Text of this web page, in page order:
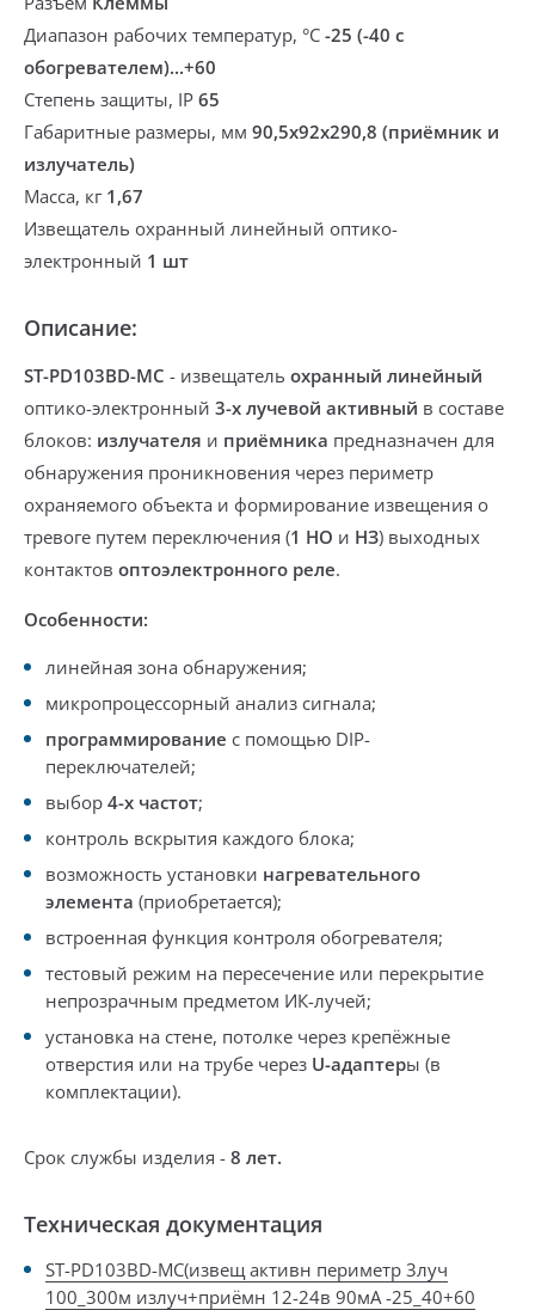
Диапазон рабочих температур, °С -25 (-40 с
обогревателем)...+60
Степень защиты, IP 65
Габаритные размеры, мм 90,5х92х290,8 (приёмник и
излучатель)
Масса, кг 1,67
Извещатель охранный линейный оптико-
электронный 1 шт
Описание:
ST-PD103BD-MC - извещатель охранный линейный
оптико-электронный 3-х лучевой активный в составе
блоков: излучателя и приёмника предназначен для
обнаружения проникновения через периметр
охраняемого объекта и формирование извещения о
тревоге путем переключения (1 НО и НЗ) выходных
контактов оптоэлектронного реле.
Особенности:
линейная зона обнаружения;
микропроцессорный анализ сигнала;
программирование с помощью DIP-
переключателей;
выбор 4-х частот;
контроль вскрытия каждого блока;
возможность установки нагревательного
элемента (приобретается);
встроенная функция контроля обогревателя;
тестовый режим на пересечение или перекрытие
непрозрачным предметом ИК-лучей;
установка на стене, потолке через крепёжные
отверстия или на трубе через U-адаптеры (в
комплектации).
Срок службы изделия - 8 лет.
Техническая документация
ST-PD103BD-MC(извещ активн периметр 3луч
100_300м излуч+приёмн 12-24в 90мА -25_40+60